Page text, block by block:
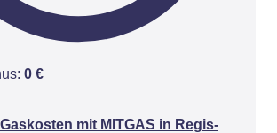
0 €
mit MITGAS in Regis-